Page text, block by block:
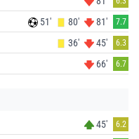
51' 80' 81' 7.7
36' 45' 6.3
66' 6.7
45' 6.2